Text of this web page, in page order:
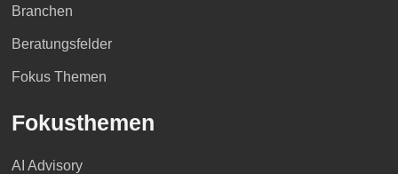
Branchen
Beratungsfelder
Fokus Themen
Fokusthemen
AI Advisory